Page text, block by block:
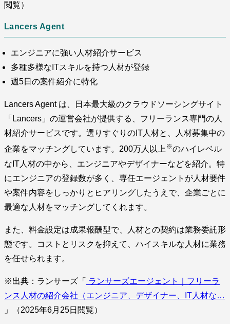
閲覧）
Lancers Agent
エンジニアに強い人材紹介サービス
多種多様なITスキルを持つ人材が登録
週5日の案件紹介に特化
Lancers Agent は、日本最大級のクラウドソーシングサイト
「Lancers」の運営会社が提供する、フリーランス専門の人
材紹介サービスです。選りすぐりのIT人材と、人材募集中の
企業をマッチングしています。200万人以上※のハイレベル
なIT人材の中から、エンジニアやデザイナーなどを紹介。特
にエンジニアの登録数が多く、専任エージェントが人材要件
や案件内容をしっかりとヒアリングしたうえで、企業ごとに
最適な人材をマッチングしてくれます。
また、料金設定は成果報酬型で、人材との契約は業務委託形
態です。コストとリスクを抑えて、ハイスキルな人材に業務
を任せられます。
※出典：ランサーズ「
ランサーズエージェント｜フリーラ
ンス人材の紹介会社（エンジニア、デザイナー、IT人材な…
」（2025年6月25日閲覧）